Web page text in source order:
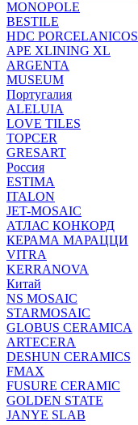
MONOPOLE
BESTILE
HDC PORCELANICOS
APE XLINING XL
ARGENTA
MUSEUM
Португалия
ALELUIA
LOVE TILES
TOPCER
GRESART
Россия
ESTIMA
ITALON
JET-MOSAIC
АТЛАС КОНКОРД
КЕРАМА МАРАЦЦИ
VITRA
KERRANOVA
Китай
NS MOSAIC
STARMOSAIC
GLOBUS CERAMICA
ARTECERA
DESHUN CERAMICS
FMAX
FUSURE CERAMIC
GOLDEN STATE
JANYE SLAB